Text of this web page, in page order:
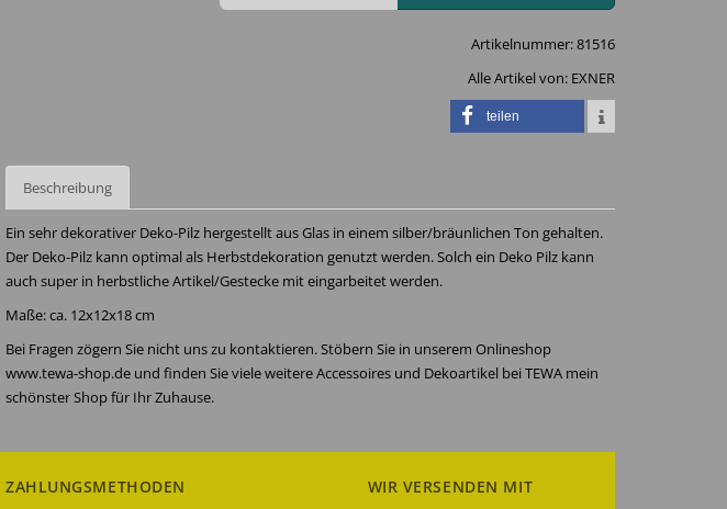
Artikelnummer:81516
Alle Artikel von: EXNER
teilen
Beschreibung
Ein sehr dekorativer Deko-Pilz hergestellt aus Glas in einem silber/bräunlichen Ton gehalten.
Der Deko-Pilz kann optimal als Herbstdekoration genutzt werden. Solch ein Deko Pilz kann
auch super in herbstliche Artikel/Gestecke mit eingarbeitet werden.
Maße: ca. 12x12x18 cm
Bei Fragen zögern Sie nicht uns zu kontaktieren. Stöbern Sie in unserem Onlineshop
www.tewa-shop.de und finden Sie viele weitere Accessoires und Dekoartikel bei TEWA mein
schönster Shop für Ihr Zuhause.
ZAHLUNGSMETHODEN WIR VERSENDEN MIT